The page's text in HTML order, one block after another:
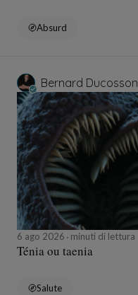
Absurd
Bernard Ducosson
6 ago 2026 minuti di lettura
Ténia ou taenia
Salute